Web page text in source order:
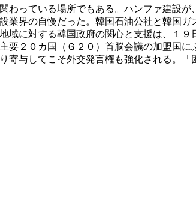
わっている場所でもある。ハンファ建設
業界の自慢だった。韓国石油公社と韓国
域に対する韓国政府の関心と支援は、１
要２０カ国（Ｇ２０）首脳会議の加盟国
与してこそ外交発言権も強化される。